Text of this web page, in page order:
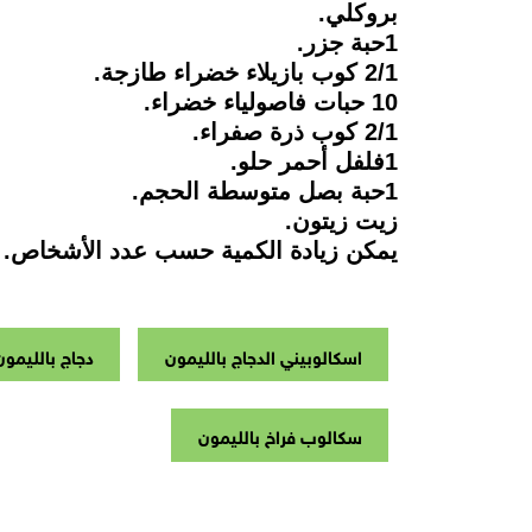
بروكلي.
1حبة جزر.
2/1 كوب بازيلاء خضراء طازجة.
10 حبات فاصولياء خضراء.
2/1 كوب ذرة صفراء.
1فلفل أحمر حلو.
1حبة بصل متوسطة الحجم.
زيت زيتون.
يمكن زيادة الكمية حسب عدد الأشخاص.
اسكالوبيني الدجاج بالليمون دجاج
سكالوب فراخ بالليمون